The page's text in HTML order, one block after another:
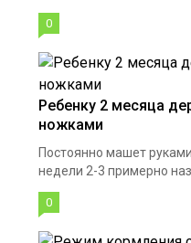
0
Ребенку 2 месяца
ножками
Постоянно машет
недели 2-3 примерно
0